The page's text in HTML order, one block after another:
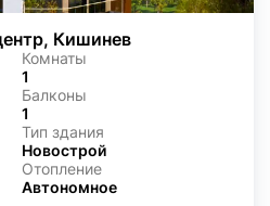
Кишинев
Комнаты
1
Балконы
1
Тип здания
Новострой
Отопление
Автономное